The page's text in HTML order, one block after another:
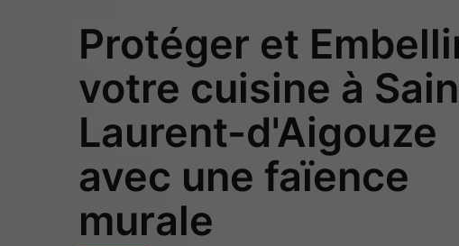
Protéger et
votre cuisine à
Laurent-d'Aigouze
avec une faïence
murale